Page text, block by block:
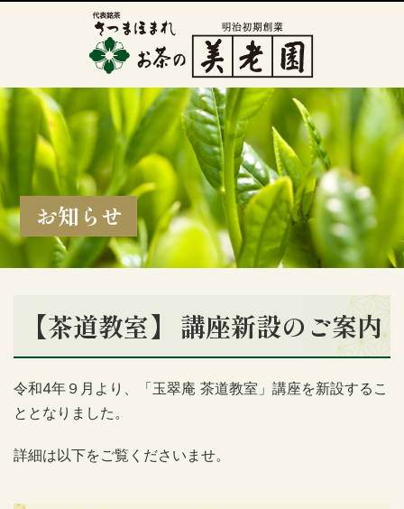
お知らせ
【茶道教室】 講座新設のご案内
令和4年９月より、「玉翠庵 茶道教室」講座を新設するこ
ととなりました。
詳細は以下をご覧くださいませ。